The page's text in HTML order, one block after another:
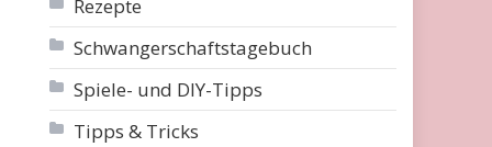
Rezepte
Schwangerschaftstagebuch
Spiele- und DIY-Tipps
Tipps & Tricks